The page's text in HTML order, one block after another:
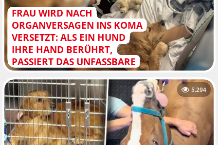
FRAU WIRD NACH
ORGANVERSAGEN INS KOMA
VERSETZT: ALS EIN HUND
IHRE HAND BERÜHRT,
PASSIERT DAS UNFASSBARE
5.294